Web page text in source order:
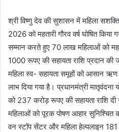
श्री विष्णु देव की सुशासन में महिला
2026 को महतारी गौरव वर्ष घोषित
सम्मान करते हुए 70 लाख महिलाओं को
1000 रूपए की सहायता राशि प्रदान
महिला स्व- सहायता समूहों को आसान
लाभ दिया गया है। प्रधानमंत्री
को 237 करोड़ रूपए की सहायता राशि
महिलाओं को पूरक पोषण आहार सुनिश्चित
वन स्टॉप सेंटर और महिला हेल्पलाइन